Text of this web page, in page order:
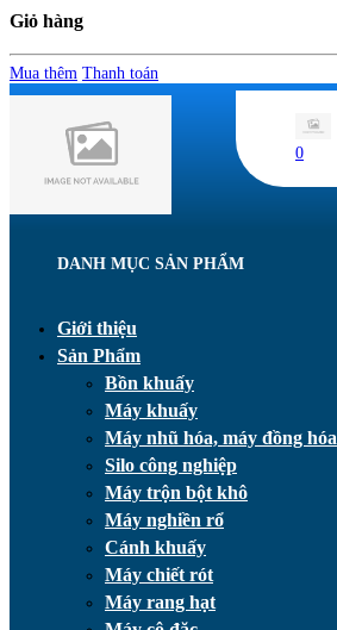
Giỏ hàng
Mua thêm Thanh toán
0
DANH MỤC SẢN PHẨM
Giới thiệu
Sản Phẩm
Bồn khuấy
Máy khuấy
Máy nhũ hóa, máy đồng hóa
Silo công nghiệp
Máy trộn bột khô
Máy nghiền rổ
Cánh khuấy
Máy chiết rót
Máy rang hạt